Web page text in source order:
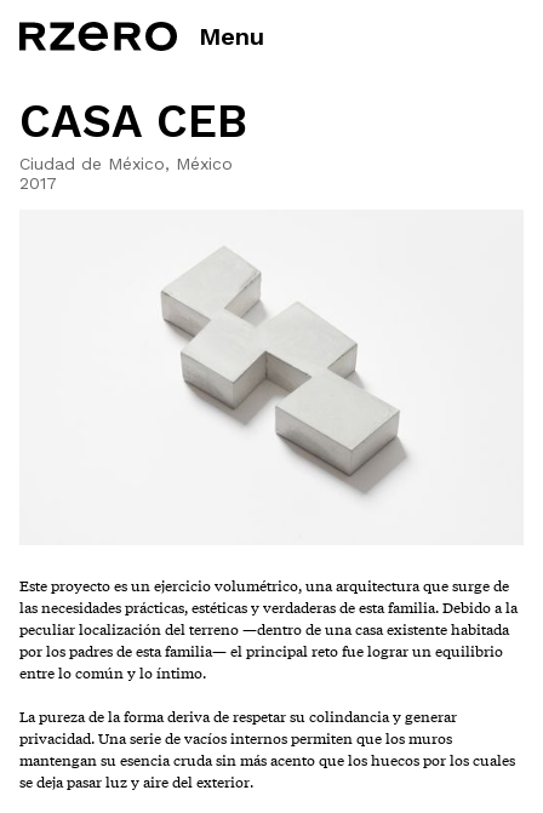
Menu
CASA CEB
Ciudad de México, México
2017
Este proyecto es un ejercicio volumétrico, una arquitectura que surge de
las necesidades prácticas, estéticas y verdaderas de esta familia. Debido a la
peculiar localización del terreno —dentro de una casa existente habitada
por los padres de esta familia— el principal reto fue lograr un equilibrio
entre lo común y lo íntimo.
La pureza de la forma deriva de respetar su colindancia y generar
privacidad. Una serie de vacíos internos permiten que los muros
mantengan su esencia cruda sin más acento que los huecos por los cuales
se deja pasar luz y aire del exterior.